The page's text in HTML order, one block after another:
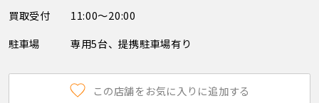
買取受付
11:00～20:00
駐車場
専用5台、提携駐車場有り
この店舗をお気に入りに追加する